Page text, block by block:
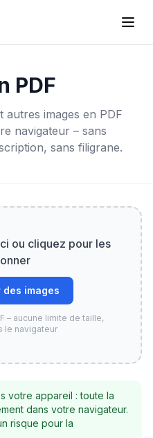
PDF
autres images en PDF
navigateur – sans
sans filigrane.
ou cliquez pour les
images
– aucune limite de taille,
le navigateur
votre appareil : toute la
dans votre navigateur.
risque pour la